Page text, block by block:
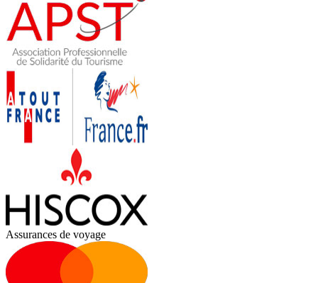
Assurances de voyage